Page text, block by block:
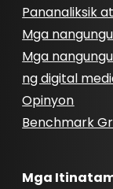
Pananaliksik
Mga
Mga
ng digital
Opinyon
Benchmark
Mga